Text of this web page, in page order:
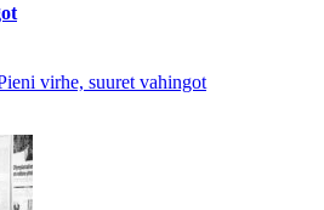
virhe, suuret vahingot